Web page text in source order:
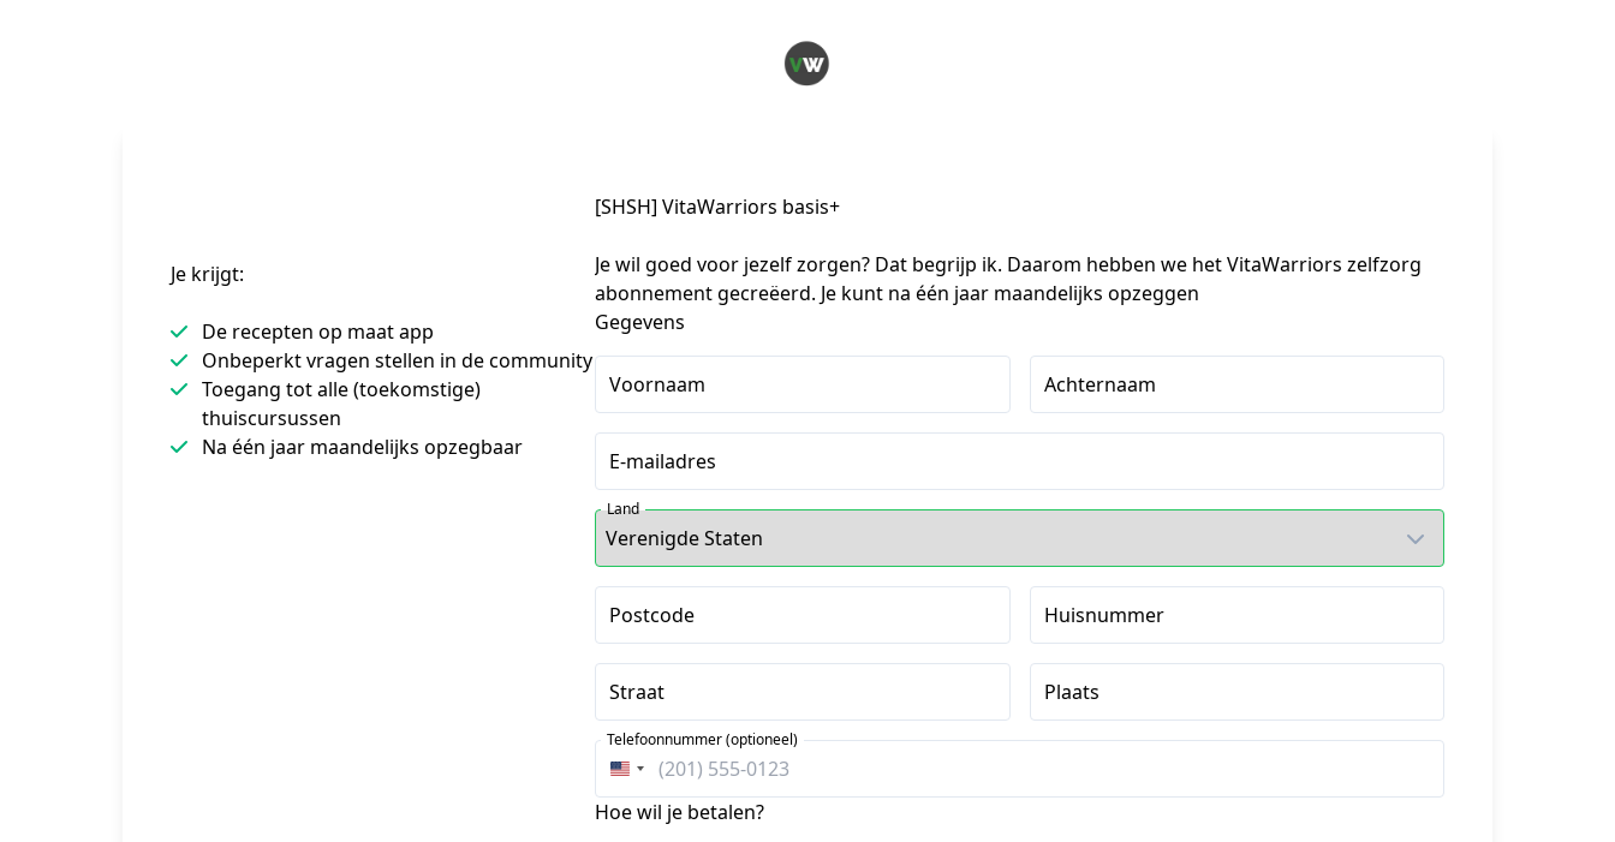
Je krijgt:
De recepten op maat app
Onbeperkt vragen stellen in de community
Toegang tot alle (toekomstige)
thuiscursussen
Na één jaar maandelijks opzegbaar
[SHSH] VitaWarriors basis+
Je wil goed voor jezelf zorgen? Dat begrijp ik. Daarom hebben we het VitaWarriors zelfzorg
abonnement gecreëerd. Je kunt na één jaar maandelijks opzeggen
Gegevens
Voornaam Achternaam
E-mailadres
Land
Postcode Huisnummer
Straat Plaats
Verenigde
Staten
Telefoonnummer (optioneel)
Hoe wil je betalen?